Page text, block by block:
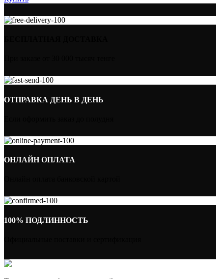
ОТПРАВКА ДЕНЬ В ДЕНЬ
ОНЛАЙН ОПЛАТА
100% ПОДЛИННОСТЬ